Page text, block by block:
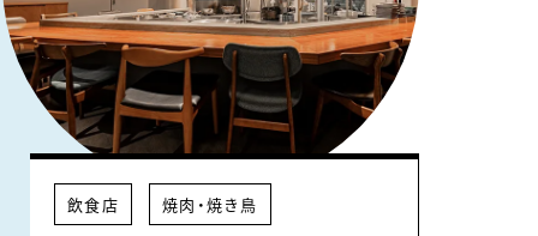
飲食店 焼肉・焼き鳥